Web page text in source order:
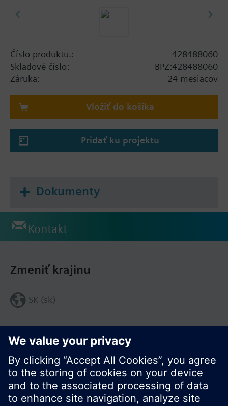
- VVF43.., VXF43., DN 65…150 (for media < -5 °C)
When using valves of the V..F43.. or V..F53.. lines
with a stem heating element and a medium
temperature of below -5 °C, the stem sealing gland
Číslo produktu.:
428488060
Skladové číslo:
BPZ:428488060
Záruka:
24 mesiacov
Vložiť do košíka
Pridať ku projektu
Dokumenty
Kontakt
Zdieľať túto stránku:
Zmeniť krajinu
SK (sk)